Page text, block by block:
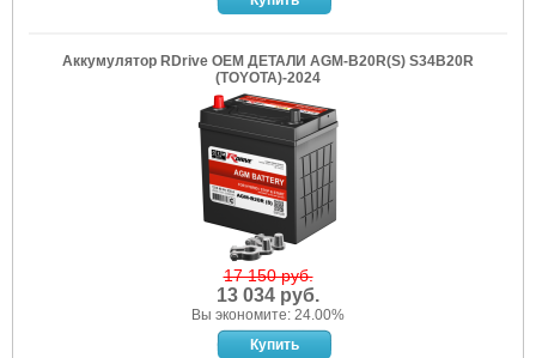
Аккумулятор RDrive OEM ДЕТАЛИ AGM-B20R(S) S34B20R
(TOYOTA)-2024
17 150 руб.
13 034 руб.
Вы экономите: 24.00%